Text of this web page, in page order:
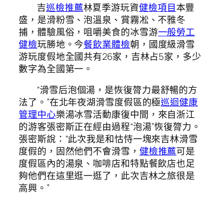
吉巡檢推薦林夏季游玩資健檢項目本豐
盛，是滑粉雪、泡溫泉、賞霧凇、不雅冬
捕，體驗風俗，咀嚼美食的冰雪游一般勞工
健檢玩勝地。今餐飲業體檢朝，國度級滑雪
游玩度假地全國共有26家，吉林占5家，多少
數字為全國第一。
“滑雪后泡個湯，是恢復膂力最舒暢的方
法了。”在北年夜湖滑雪度假區的極巡迴健康
管理中心樂湯冰雪活動康復中間，來自浙江
的游客張密斯正在經由過程“泡湯”恢復膂力。
張密斯說：“此次我是和怙恃一塊來吉林滑雪
度假的，固然他們不會滑雪， 健檢推薦可是
度假區內的湯泉、咖啡店和特點餐飲店也足
夠他們在這里逛一逛了，此次吉林之旅很是
高興。”